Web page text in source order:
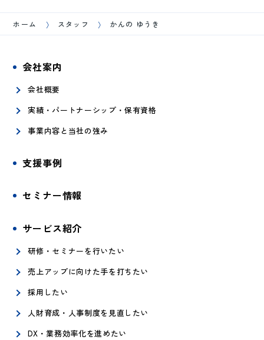
ホーム スタッフ かんの ゆうき
会社案内
会社概要
実績・パートナーシップ・保有資格
事業内容と当社の強み
支援事例
セミナー情報
サービス紹介
研修・セミナーを行いたい
売上アップに向けた手を打ちたい
採用したい
人財育成・人事制度を見直したい
DX・業務効率化を進めたい